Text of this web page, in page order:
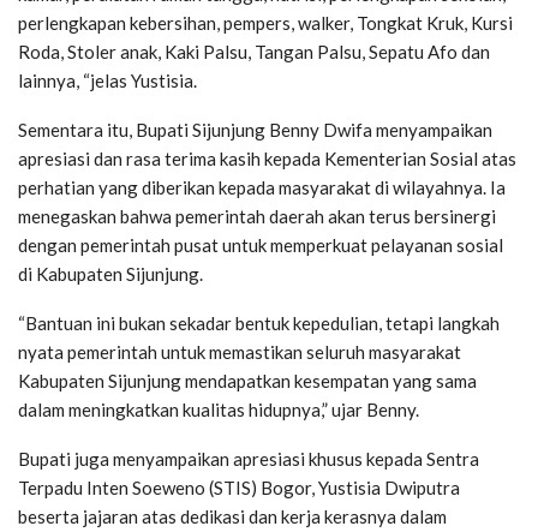
perlengkapan kebersihan, pempers, walker, Tongkat Kruk, Kursi
Roda, Stoler anak, Kaki Palsu, Tangan Palsu, Sepatu Afo dan
lainnya, “jelas Yustisia.
Sementara itu, Bupati Sijunjung Benny Dwifa menyampaikan
apresiasi dan rasa terima kasih kepada Kementerian Sosial atas
perhatian yang diberikan kepada masyarakat di wilayahnya. Ia
menegaskan bahwa pemerintah daerah akan terus bersinergi
dengan pemerintah pusat untuk memperkuat pelayanan sosial
di Kabupaten Sijunjung.
“Bantuan ini bukan sekadar bentuk kepedulian, tetapi langkah
nyata pemerintah untuk memastikan seluruh masyarakat
Kabupaten Sijunjung mendapatkan kesempatan yang sama
dalam meningkatkan kualitas hidupnya,” ujar Benny.
Bupati juga menyampaikan apresiasi khusus kepada Sentra
Terpadu Inten Soeweno (STIS) Bogor, Yustisia Dwiputra
beserta jajaran atas dedikasi dan kerja kerasnya dalam